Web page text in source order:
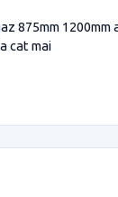
875mm 1200mm
cat mai